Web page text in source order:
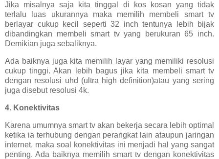
Jika misalnya saja kita tinggal di kos kosan yang tidak
terlalu luas ukurannya maka memilih membeli smart tv
berlayar cukup kecil seperti 32 inch tentunya lebih bijak
dibandingkan membeli smart tv yang berukuran 65 inch.
Demikian juga sebaliknya.
Ada baiknya juga kita memilih layar yang memiliki resolusi
cukup tinggi. Akan lebih bagus jika kita membeli smart tv
dengan resolusi uhd (ultra high definition)atau yang sering
juga disebut resolusi 4k.
4. Konektivitas
Karena umumnya smart tv akan bekerja secara lebih optimal
ketika ia terhubung dengan perangkat lain ataupun jaringan
internet, maka soal konektivitas ini menjadi hal yang sangat
penting. Ada baiknya memilih smart tv dengan konektivitas